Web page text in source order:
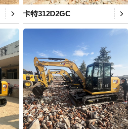
卡特312D2GC